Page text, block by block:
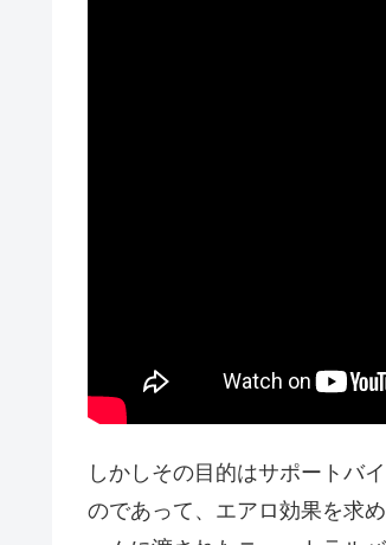
しかしその目的はサポートバ
のであって、エアロ効果を求